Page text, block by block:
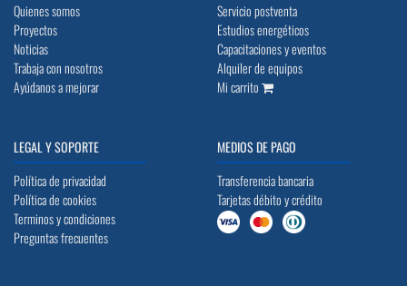
Quienes somos
Proyectos
Noticias
Trabaja con nosotros
Ayúdanos a mejorar
Servicio postventa
Estudios energéticos
Capacitaciones y eventos
Alquiler de equipos
Mi carrito
LEGAL Y SOPORTE
Política de privacidad
Política de cookies
Terminos y condiciones
Preguntas frecuentes
MEDIOS DE PAGO
Transferencia bancaria
Tarjetas débito y crédito